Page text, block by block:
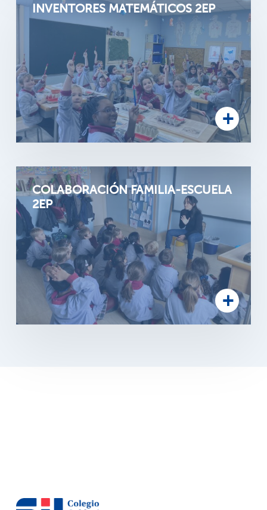
INVENTORES MATEMÁTICOS 2EP
COLABORACIÓN FAMILIA-ESCUELA
2EP